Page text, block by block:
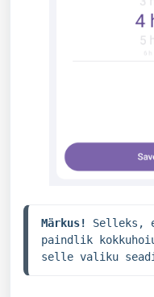
Märkus!
Selleks,
paindlik
selle valiku